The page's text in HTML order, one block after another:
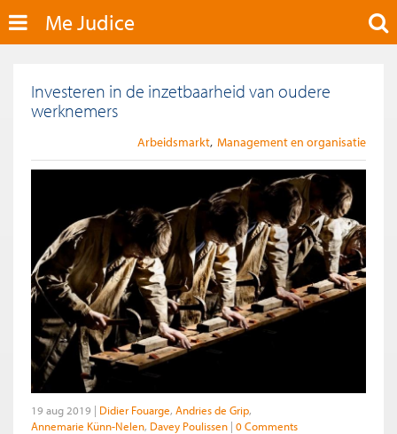
Me Judice
Investeren in de inzetbaarheid van oudere
werknemers
Arbeidsmarkt Management en organisatie
19 aug 2019 Didier Fouarge Andries de Grip
Annemarie Künn-Nelen Davey Poulissen 0 Comments